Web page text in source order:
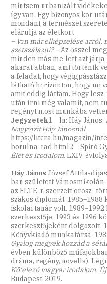
mintsem urbanizált
így van. Egy bizonyos kor
mondani, a természet
elárulja az életkort
– Van már elképzelése arról,
szétszálazni? –Az ősszel
minden más mellett azt járja
akarat abban, ami történik
a feladat, hogy
látható horizonton, hogy mi
amit eddig láttam. Hogy
után írni még valamit, nem
regényt most munkába
Jegyzetek1 In: Háy János:
Nagyvizit Háy Jánosnál,
https://litera.hu/magazin/
borulna-­rad.html2 Spiró
Élet és Irodalom,LXIV.
Háy JánosJózsef Attila-
ban született
az ELTE-n szerzett
szakos diplomát.
iskolai tanár volt.
szerkesztője, 1993 és 1996
szerkesztőjeként dolgozott.
Könyvkiadó munkatársa.
Gyalog megyek hozzád a
évben különböző
dráma, regény, novella).
Kötelező magyar irodalom.
Budapest, 2019.